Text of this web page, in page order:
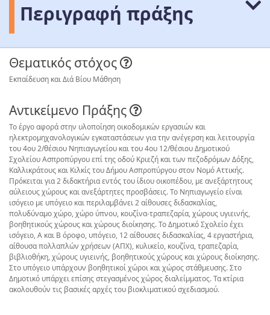
Περιγραφή πράξης
Θεματικός στόχος
Εκπαίδευση και Διά Βίου Μάθηση
Αντικείμενο Πράξης
Το έργο αφορά στην υλοποίηση οικοδομικών εργασιών και
ηλεκτρομηχανολογικών εγκαταστάσεων για την ανέγερση και λειτουργία
του 4oυ 2/θέσιου Νηπιαγωγείου και του 4oυ 12/θέσιου Δημοτικού
Σχολείου Ασπροπύργου επί της οδού Κριεζή και των πεζοδρόμων Δόξης,
Καλλικράτους και Κιλκίς του Δήμου Ασπροπύργου στον Νομό Αττικής.
Πρόκειται για 2 διδακτήρια εντός του ίδιου οικοπέδου, με ανεξάρτητους
αύλειους χώρους και ανεξάρτητες προσβάσεις. Το Νηπιαγωγείο είναι
ισόγειο με υπόγειο και περιλαμβάνει 2 αίθουσες διδασκαλίας,
πολυδύναμο χώρο, χώρο ύπνου, κουζίνα-τραπεζαρία, χώρους υγιεινής,
βοηθητικούς χώρους και χώρους διοίκησης. Το Δημοτικό Σχολείο έχει
ισόγειο, Α και Β όροφο, υπόγειο, 12 αίθουσες διδασκαλίας, 4 εργαστήρια,
αίθουσα πολλαπλών χρήσεων (ΑΠΧ), κυλικείο, κουζίνα, τραπεζαρία,
βιβλιοθήκη, χώρους υγιεινής, βοηθητικούς χώρους και χώρους διοίκησης.
Στο υπόγειο υπάρχουν βοηθητικοί χώροι και χώρος στάθμευσης. Στο
Δημοτικό υπάρχει επίσης στεγασμένος χώρος διαλείμματος. Τα κτίρια
ακολουθούν τις βασικές αρχές του βιοκλιματικού σχεδιασμού.